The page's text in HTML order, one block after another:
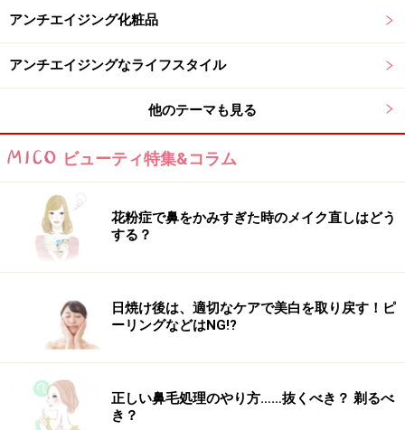
アンチエイジング化粧品
アンチエイジングなライフスタイル
他のテーマも見る
ビューティ特集&コラム
花粉症で鼻をかみすぎた時のメイク直しはどう
する？
日焼け後は、適切なケアで美白を取り戻す！ピ
ーリングなどはNG!?
正しい鼻毛処理のやり方……抜くべき？ 剃るべ
き？